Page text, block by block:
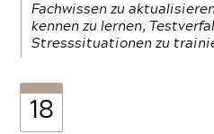
Fachwissen zu
kennen zu lernen,
Stresssituationen zu
18